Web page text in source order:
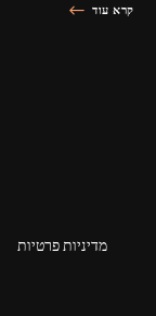
קרא עוד
מדיניות פרטיות